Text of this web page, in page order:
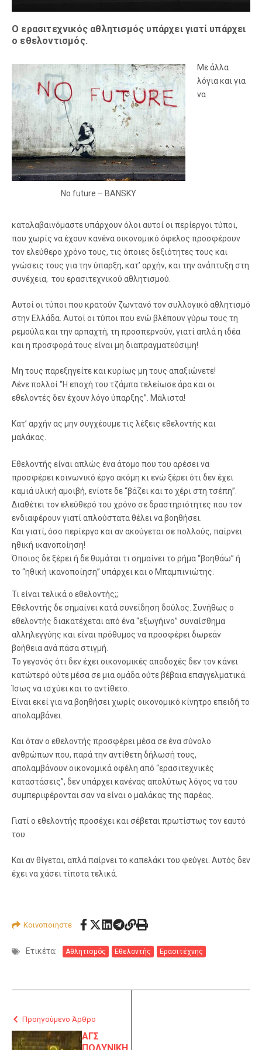
Ο ερασιτεχνικός αθλητισμός υπάρχει γιατί υπάρχει
ο εθελοντισμός.
No future – BANSKY
Με άλλα
λόγια και για
να
καταλαβαινόμαστε υπάρχουν όλοι αυτοί οι περίεργοι τύποι,
που χωρίς να έχουν κανένα οικονομικό όφελος προσφέρουν
τον ελεύθερο χρόνο τους, τις όποιες δεξιότητες τους και
γνώσεις τους για την ύπαρξη, κατ’ αρχήν, και την ανάπτυξη στη
συνέχεια, του ερασιτεχνικού αθλητισμού.
Αυτοί οι τύποι που κρατούν ζωντανό τον συλλογικό αθλητισμό
στην Ελλάδα. Αυτοί οι τύποι που ενώ βλέπουν γύρω τους τη
ρεμούλα και την αρπαχτή, τη προσπερνούν, γιατί απλά η ιδέα
και η προσφορά τους είναι μη διαπραγματεύσιμη!
Μη τους παρεξηγείτε και κυρίως μη τους απαξιώνετε!
Λένε πολλοί “Η εποχή του τζάμπα τελείωσε άρα και οι
εθελοντές δεν έχουν λόγο ύπαρξης”. Μάλιστα!
Κατ’ αρχήν ας μην συγχέουμε τις λέξεις εθελοντής και
μαλάκας.
Εθελοντής είναι απλώς ένα άτομο που του αρέσει να
προσφέρει κοινωνικό έργο ακόμη κι ενώ ξέρει ότι δεν έχει
καμιά υλική αμοιβή, ενίοτε δε “βάζει και το χέρι στη τσέπη”.
Διαθέτει τον ελεύθερό του χρόνο σε δραστηριότητες που τον
ενδιαφέρουν γιατί απλούστατα θέλει να βοηθήσει.
Και γιατί, όσο περίεργο και αν ακούγεται σε πολλούς, παίρνει
ηθική ικανοποίηση!
Όποιος δε ξέρει ή δε θυμάται τι σημαίνει το ρήμα “βοηθάω” ή
το “ηθική ικανοποίηση” υπάρχει και ο Μπαμπινιώτης.
Τι είναι τελικά ο εθελοντής;;
Εθελοντής δε σημαίνει κατά συνείδηση δούλος. Συνήθως ο
εθελοντής διακατέχεται από ένα “εξωγήινο” συναίσθημα
αλληλεγγύης και είναι πρόθυμος να προσφέρει δωρεάν
βοήθεια ανά πάσα στιγμή.
Το γεγονός ότι δεν έχει οικονομικές αποδοχές δεν τον κάνει
κατώτερό ούτε μέσα σε μια ομάδα ούτε βέβαια επαγγελματικά.
Ίσως να ισχύει και το αντίθετο.
Είναι εκεί για να βοηθήσει χωρίς οικονομικό κίνητρο επειδή το
απολαμβάνει.
Και όταν ο εθελοντής προσφέρει μέσα σε ένα σύνολο
ανθρώπων που, παρά την αντίθετη δήλωσή τους,
απολαμβάνουν οικονομικά οφέλη από “ερασιτεχνικές
καταστάσεις”, δεν υπάρχει κανένας απολύτως λόγος να του
συμπεριφέρονται σαν να είναι ο μαλάκας της παρέας.
Γιατί ο εθελοντής προσέχει και σέβεται πρωτίστως τον εαυτό
του.
Και αν θίγεται, απλά παίρνει το καπελάκι του φεύγει. Αυτός δεν
έχει να χάσει τίποτα τελικά.
Κοινοποιήστε
Ετικέτα: Αθλητισμός Εθελοντής Ερασιτέχνης
Προηγούμενο Άρθρο
ΑΓΣ